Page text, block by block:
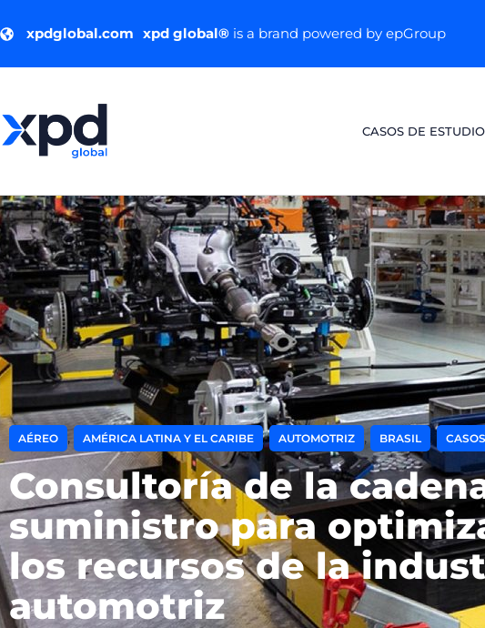
xpdglobal.com xpd global®is a brand powered by epGroup
CASOS DE ESTUDIO
AÉREO , AMÉRICA LATINA Y EL CARIBE , AUTOMOTRIZ , BRASIL
Consultoría de la
suministro para
los recursos de la
automotriz